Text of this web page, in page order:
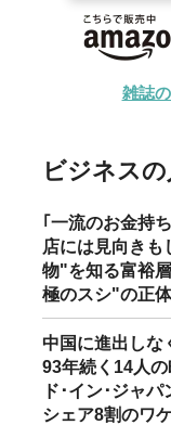
雑誌
ビジネス
｢一流のお金持
店には見向き
物"を知る富裕
極のスシ"の正体
中国に進出し
93年続く14人
ド･イン･ジャ
シェア8割のワ